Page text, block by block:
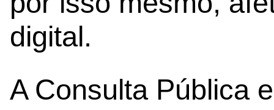
digital.
A Consulta Pública